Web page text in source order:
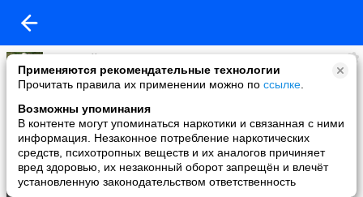
Применяются рекомендательные технологии
Прочитать правила их применении можно по ссылке
Возможны упоминания
В контенте могут упоминаться наркотики и связанная с ними
информация. Незаконное потребление наркотических
средств, психотропных веществ и их аналогов причиняет
вред здоровью, их незаконный оборот запрещён и влечёт
установленную законодательством ответственность
Дмитрий Шмаков
added a photo
27 Jan в 13:00